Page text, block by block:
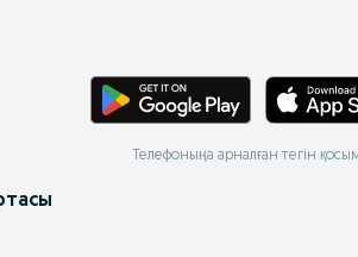
Телефоныңа арналған тегін